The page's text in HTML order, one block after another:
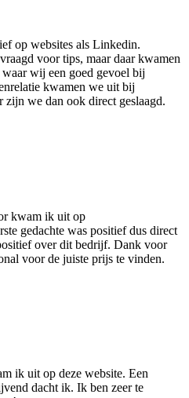
op websites als Linkedin.
voor tips, maar daar kwamen
wij een goed gevoel bij
kwamen we uit bij
zijn we dan ook direct geslaagd.
kwam ik uit op
gedachte was positief dus direct
over dit bedrijf. Dank voor
voor de juiste prijs te vinden.
ik uit op deze website. Een
dacht ik. Ik ben zeer te